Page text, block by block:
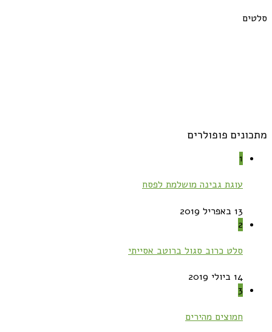
סלטים
מתכונים פופולרים
1
עוגת גבינה מושלמת לפסח
13 באפריל 2019
2
סלט כרוב סגול ברוטב אסייתי
14 ביולי 2019
3
חמוצים מהירים